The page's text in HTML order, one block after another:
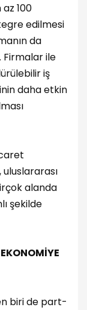
100
edilmesi
da
Firmalar ile
iş
daha etkin
alanda
şekilde
biri de part-